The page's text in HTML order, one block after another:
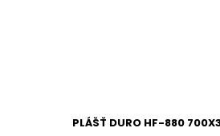
PLÁŠŤ DURO HF-880